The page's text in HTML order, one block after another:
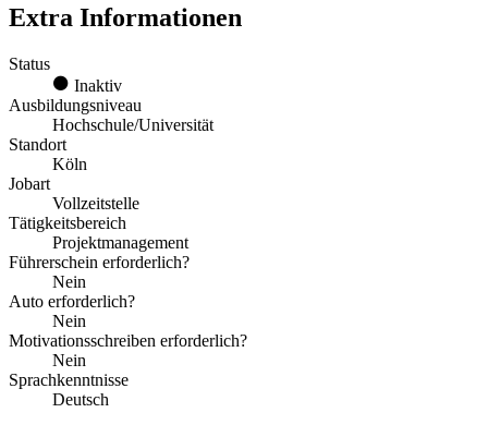
Extra Informationen
Status
Inaktiv
Ausbildungsniveau
Hochschule/Universität
Standort
Köln
Jobart
Vollzeitstelle
Tätigkeitsbereich
Projektmanagement
Führerschein erforderlich?
Nein
Auto erforderlich?
Nein
Motivationsschreiben erforderlich?
Nein
Sprachkenntnisse
Deutsch